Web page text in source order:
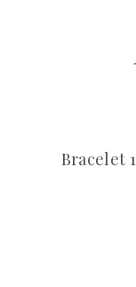
Bracelet